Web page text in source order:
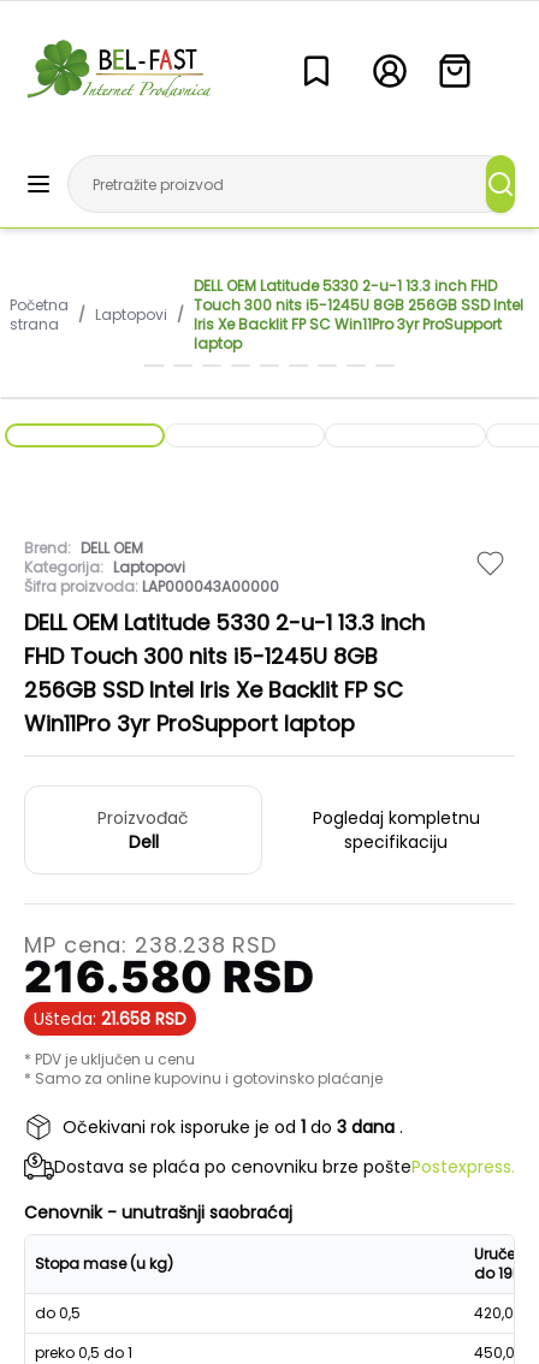
Početna
strana
/ Laptopovi /
DELL OEM Latitude 5330 2-u-1 13.3 inch FHD
Touch 300 nits i5-1245U 8GB 256GB SSD Intel
Iris Xe Backlit FP SC Win11Pro 3yr ProSupport
laptop
Brend: DELL OEM
Kategorija: Laptopovi
Šifra proizvoda: LAP000043A00000
DELL OEM Latitude 5330 2-u-1 13.3 inch
FHD Touch 300 nits i5-1245U 8GB
256GB SSD Intel Iris Xe Backlit FP SC
Win11Pro 3yr ProSupport laptop
Proizvođač
Dell
Pogledaj kompletnu
specifikaciju
MP cena: 238.238 RSD
216.580 RSD
Ušteda: 21.658 RSD
* PDV je uključen u cenu
* Samo za online kupovinu i gotovinsko plaćanje
Očekivani rok isporuke je od 1 do 3 dana .
Dostava se plaća po cenovniku brze poštePostexpress.
Cenovnik - unutrašnji saobraćaj
Stopa mase (u kg)
Uručenje
do 19h
do 0,5
420,00
preko 0,5 do 1
450,00